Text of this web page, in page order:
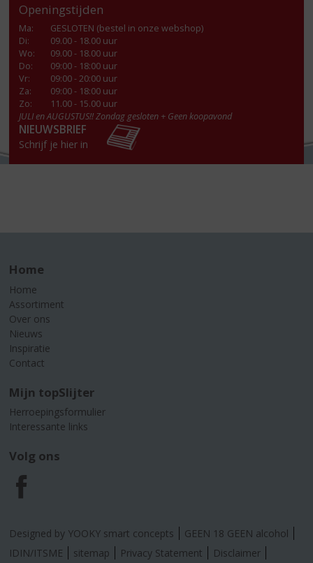
Openingstijden
Ma:
GESLOTEN (bestel in onze webshop)
Di:
09.00 - 18.00 uur
Wo:
09.00 - 18.00 uur
Do:
09:00 - 18:00 uur
Vr:
09:00 - 20:00 uur
Za:
09:00 - 18:00 uur
Zo:
11.00 - 15.00 uur
JULI en AUGUSTUS!! Zondag gesloten + Geen koopavond
NIEUWSBRIEF
Schrijf je hier in
Home
Home
Assortiment
Over ons
Nieuws
Inspiratie
Contact
Mijn topSlijter
Herroepingsformulier
Interessante links
Volg ons
F
a
Designed by YOOKY smart concepts
GEEN 18 GEEN alcohol
IDIN/ITSME
sitemap Privacy Statement Disclaimer